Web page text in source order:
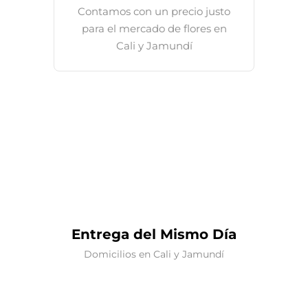
Contamos con un precio justo
para el mercado de flores en
Cali y Jamundí
Entrega del Mismo Día
Domicilios en Cali y Jamundí